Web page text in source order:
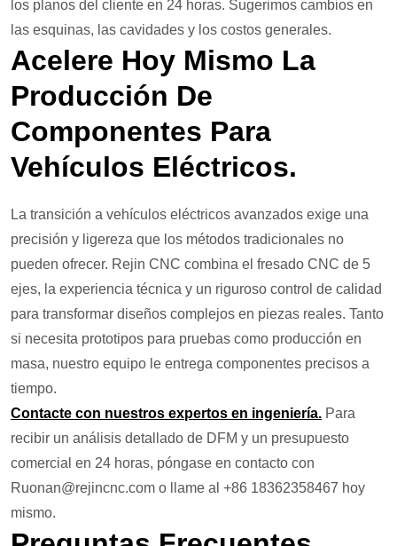
los planos del cliente en 24 horas. Sugerimos cambios en
las esquinas, las cavidades y los costos generales.
Acelere Hoy Mismo La
Producción De
Componentes Para
Vehículos Eléctricos.
La transición a vehículos eléctricos avanzados exige una
precisión y ligereza que los métodos tradicionales no
pueden ofrecer. Rejin CNC combina el fresado CNC de 5
ejes, la experiencia técnica y un riguroso control de calidad
para transformar diseños complejos en piezas reales. Tanto
si necesita prototipos para pruebas como producción en
masa, nuestro equipo le entrega componentes precisos a
tiempo.
Contacte con nuestros expertos en ingeniería. Para
recibir un análisis detallado de DFM y un presupuesto
comercial en 24 horas, póngase en contacto con
Ruonan@rejincnc.com o llame al +86 18362358467 hoy
mismo.